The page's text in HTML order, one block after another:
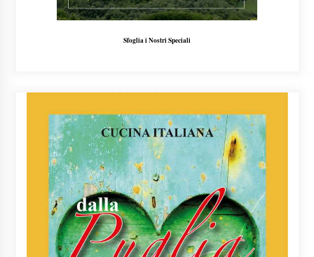
Sfoglia i Nostri Speciali